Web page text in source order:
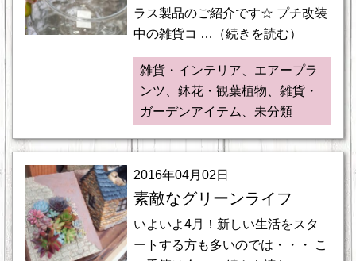
ラス製品のご紹介です☆ プチ改装
中の雑貨コ …（続きを読む）
雑貨・インテリア、エアープラ
ンツ、鉢花・観葉植物、雑貨・
ガーデンアイテム、未分類
2016年04月02日
素敵なグリーンライフ
いよいよ4月！新しい生活をスタ
ートする方も多いのでは・・・ こ